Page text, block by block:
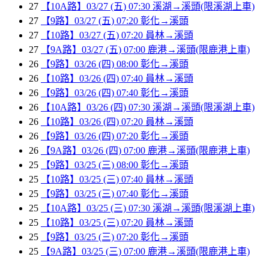
27
【10A路】03/27 (五) 07:30 溪湖→溪頭(限溪湖上車)
27
【9路】03/27 (五) 07:20 彰化→溪頭
27
【10路】03/27 (五) 07:20 員林→溪頭
27
【9A路】03/27 (五) 07:00 鹿港→溪頭(限鹿港上車)
26
【9路】03/26 (四) 08:00 彰化→溪頭
26
【10路】03/26 (四) 07:40 員林→溪頭
26
【9路】03/26 (四) 07:40 彰化→溪頭
26
【10A路】03/26 (四) 07:30 溪湖→溪頭(限溪湖上車)
26
【10路】03/26 (四) 07:20 員林→溪頭
26
【9路】03/26 (四) 07:20 彰化→溪頭
26
【9A路】03/26 (四) 07:00 鹿港→溪頭(限鹿港上車)
25
【9路】03/25 (三) 08:00 彰化→溪頭
25
【10路】03/25 (三) 07:40 員林→溪頭
25
【9路】03/25 (三) 07:40 彰化→溪頭
25
【10A路】03/25 (三) 07:30 溪湖→溪頭(限溪湖上車)
25
【10路】03/25 (三) 07:20 員林→溪頭
25
【9路】03/25 (三) 07:20 彰化→溪頭
25
【9A路】03/25 (三) 07:00 鹿港→溪頭(限鹿港上車)